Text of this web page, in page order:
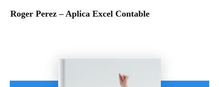
Roger Perez – Aplica Excel Contable